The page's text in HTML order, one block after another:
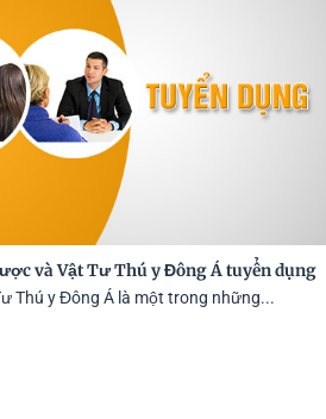
và Vật Tư Thú y Đông Á tuyển dụng
Thú y Đông Á là một trong những...